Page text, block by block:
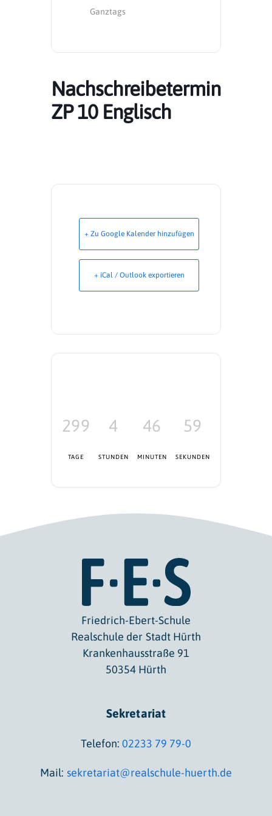
Ganztags
Nachschreibetermin
ZP 10 Englisch
+ Zu Google Kalender hinzufügen
+ iCal / Outlook exportieren
299
TAGE
4
STUNDEN
46
MINUTEN
59
SEKUNDEN
Friedrich-Ebert-Schule
Realschule der Stadt Hürth
Krankenhausstraße 91
50354 Hürth
Sekretariat
Telefon: 02233 79 79-0
Mail: sekretariat@realschule-huerth.de